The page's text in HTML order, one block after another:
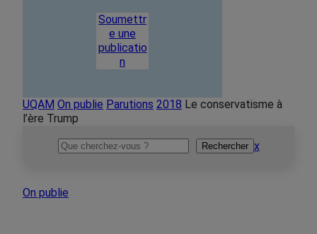
Soumettr
e une
publicatio
n
UQAM On publie Parutions 2018 Le conservatisme à
l’ère Trump
Rechercher
Rechercher x
On publie